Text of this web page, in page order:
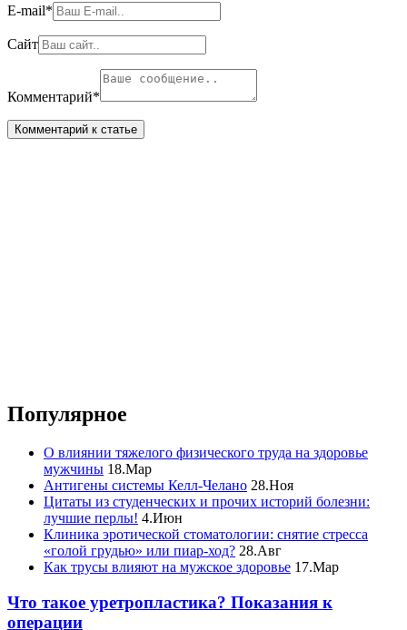
E-mail*
Сайт
Комментарий*
Популярное
О влиянии тяжелого физического труда на здоровье
мужчины 18.Мар
Антигены системы Келл-Челано 28.Ноя
Цитаты из студенческих и прочих историй болезни:
лучшие перлы! 4.Июн
Клиника эротической стоматологии: снятие стресса
«голой грудью» или пиар-ход? 28.Авг
Как трусы влияют на мужское здоровье 17.Мар
Что такое уретропластика? Показания к
операции